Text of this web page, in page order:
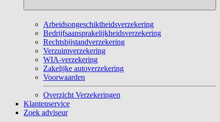
Arbeidsongeschiktheidsverzekering
Bedrijfsaansprakelijkheidsverzekering
Rechtsbijstandverzekering
Verzuimverzekering
WIA-verzekering
Zakelijke autoverzekering
Voorwaarden
Overzicht Verzekeringen
Klantenservice
Zoek adviseur